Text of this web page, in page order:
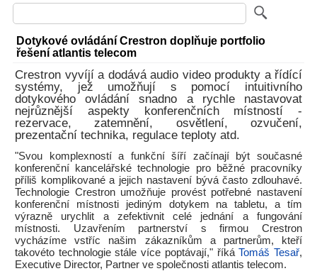
Dotykové ovládání Crestron doplňuje portfolio
řešení atlantis telecom
Crestron vyvíjí a dodává audio video produkty a řídící
systémy, jež umožňují s pomocí intuitivního
dotykového ovládání snadno a rychle nastavovat
nejrůznější aspekty konferenčních místností -
rezervace, zatemnění, osvětlení, ozvučení,
prezentační technika, regulace teploty atd.
"Svou komplexností a funkční šíří začínají být současné
konferenční kancelářské technologie pro běžné pracovníky
příliš komplikované a jejich nastavení bývá často zdlouhavé.
Technologie Crestron umožňuje provést potřebné nastavení
konferenční místnosti jediným dotykem na tabletu, a tím
výrazně urychlit a zefektivnit celé jednání a fungování
místnosti. Uzavřením partnerství s firmou Crestron
vycházíme vstříc našim zákazníkům a partnerům, kteří
takovéto technologie stále více poptávají," říkáTomáš Tesař,
Executive Director, Partner ve společnosti atlantis telecom.